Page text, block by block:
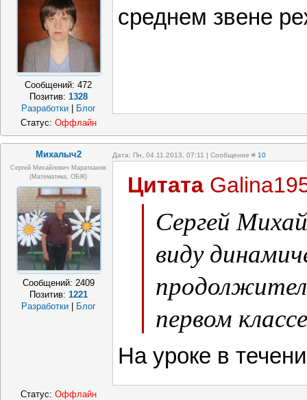
Сообщений:472
Позитив: 1328
Разработки
Блог
среднем звене
Статус: Оффлайн
Михалыч2 Дата: Пн, 04.11.2013, 07:11 | Сообщение # 10
Сергей Михайлович Маратканов
(математика, ОБЖ)
Сообщений: 2409
Позитив: 1221
Разработки
Блог
Цитата
Сергей
виду
первом
На уроке в
Статус: Оффлайн